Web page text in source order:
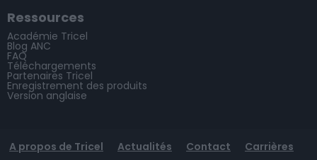
Ressources
Académie Tricel
Blog ANC
FAQ
Téléchargements
Partenaires Tricel
Enregistrement des produits
Version anglaise
A propos de Tricel Actualités Contact Carrières